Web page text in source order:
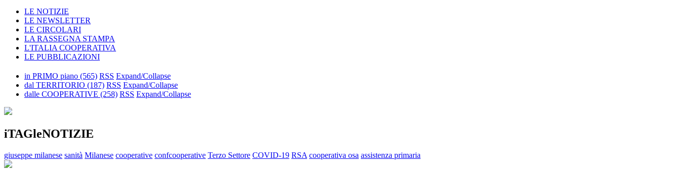
LE NOTIZIE
LE NEWSLETTER
LE CIRCOLARI
LA RASSEGNA STAMPA
L'ITALIA COOPERATIVA
LE PUBBLICAZIONI
in PRIMO piano (565) RSS Expand/Collapse
dal TERRITORIO (187) RSS Expand/Collapse
dalle COOPERATIVE (258) RSS Expand/Collapse
iTAGleNOTIZIE
giuseppe milanese sanità Milanese cooperative confcooperative Terzo Settore COVID-19 RSA cooperativa osa assistenza primaria